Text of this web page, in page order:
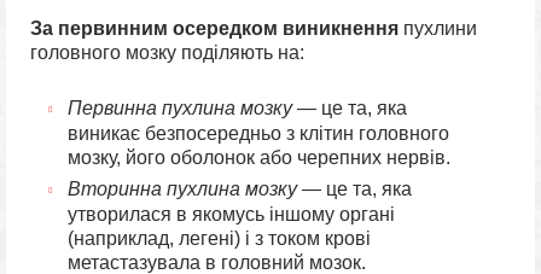
За первинним осередком виникнення пухлини
головного мозку поділяють на:
Первинна пухлина мозку— це та, яка
виникає безпосередньо з клітин головного
мозку, його оболонок або черепних нервів.
Вторинна пухлина мозку— це та, яка
утворилася в якомусь іншому органі
(наприклад, легені) і з током крові
метастазувала в головний мозок.